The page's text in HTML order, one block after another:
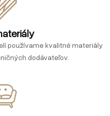
používame kvalitné materiály
dodávateľov.